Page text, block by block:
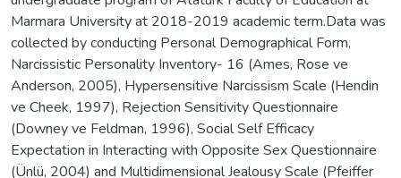
Marmara University at 2018-2019 academic term.Data was
collected by conducting Personal Demographical Form,
Narcissistic Personality Inventory- 16 (Ames, Rose ve
Anderson, 2005), Hypersensitive Narcissism Scale (Hendin
ve Cheek, 1997), Rejection Sensitivity Questionnaire
(Downey ve Feldman, 1996), Social Self Efficacy
Expectation in Interacting with Opposite Sex Questionnaire
(Ünlü, 2004) and Multidimensional Jealousy Scale (Pfeiffer